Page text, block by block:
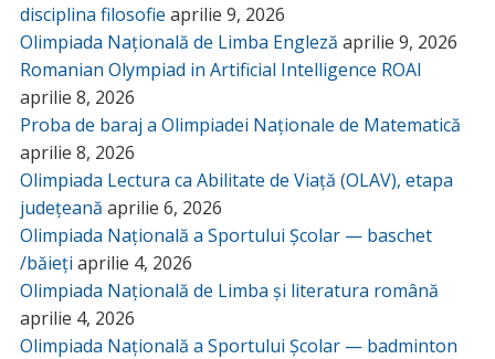
disciplina filosofie aprilie 9, 2026
Olimpiada Națională de Limba Engleză aprilie 9, 2026
Romanian Olympiad in Artificial Intelligence ROAI
aprilie 8, 2026
Proba de baraj a Olimpiadei Naționale de Matematică
aprilie 8, 2026
Olimpiada Lectura ca Abilitate de Viață (OLAV), etapa
județeană aprilie 6, 2026
Olimpiada Națională a Sportului Școlar — baschet
/băieți aprilie 4, 2026
Olimpiada Națională de Limba și literatura română
aprilie 4, 2026
Olimpiada Națională a Sportului Școlar — badminton